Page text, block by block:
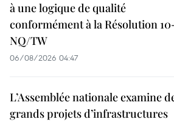
à une logique de qualité
conformément à la Résolution
NQ/TW
06/08/2026 04:47
L’Assemblée nationale examine
grands projets d’infrastructures